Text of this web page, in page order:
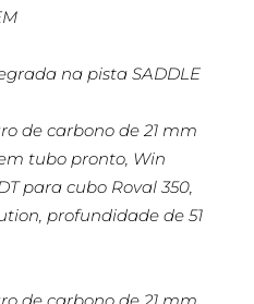
na pista SADDLE
de carbono de 21 mm
tubo pronto, Win
para cubo Roval 350,
profundidade de 51